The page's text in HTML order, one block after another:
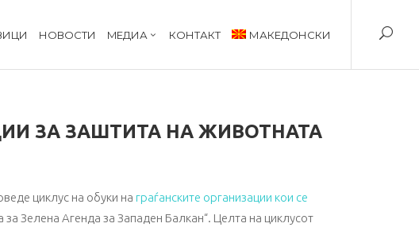
НОВОСТИ MЕДИА КОНТАКТ МАКЕДОНСКИ
ЗА ЗАШТИТА НА ЖИВОТНАТА
циклус на обуки на граѓанските организации кои се
Зелена Агенда за Западен Балкан“. Целта на циклусот